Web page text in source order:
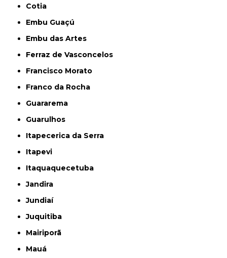
Cotia
Embu Guaçú
Embu das Artes
Ferraz de Vasconcelos
Francisco Morato
Franco da Rocha
Guararema
Guarulhos
Itapecerica da Serra
Itapevi
Itaquaquecetuba
Jandira
Jundiaí
Juquitiba
Mairiporã
Mauá